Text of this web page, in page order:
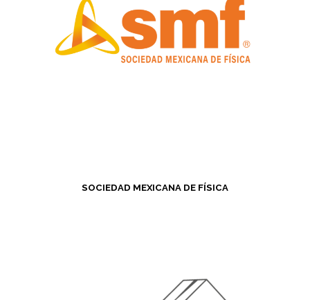
SOCIEDAD MEXICANA DE FÍSICA